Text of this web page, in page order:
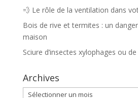
💨 Le rôle de la ventilation dans
Bois de rive et termites : un
maison
Sciure d’insectes xylophages ou
Archives
Archives